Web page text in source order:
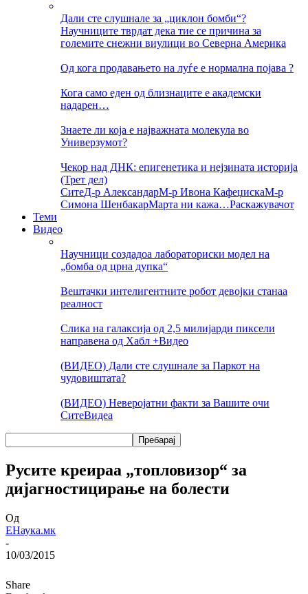
Дали сте слушнале за „циклон бомби“?
Научниците тврдат дека тие се причина за
големите снежни виулици во Северна Америка
Од кога продавањето на луѓе е нормална појава ?
Кога само еден од близнаците е академски
надарен…
Знаете ли која е најважната молекула во
Универзумот?
Чекор над ДНК: епигенетика и нејзината историја
(Трет дел)
СитеД-р АлександарМ-р Ивона КафеџискаМ-р
Симона ШенбакарМарта ни кажа…Раскажувачот
Теми
Видео
Научници создадоа лабораториски модел на
„бомба од црна дупка“
Вештачки интелигентните робот девојки станаа
реалност
Слика на галаксија од 2,5 милијарди пиксели
направена од Хабл +Видео
(ВИДЕО) Дали сте слушнале за Паркот на
чудовиштата?
(ВИДЕО) Неверојатни факти за Вашите очи
СитеВидеа
Русите креираа „топловизор“ за
дијагностицирање на болести
Од
ЕНаука.мк
-
10/03/2015
Share